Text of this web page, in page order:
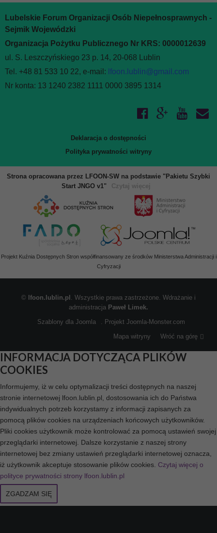
Lubelskie Forum Organizacji Osób Niepełnosprawnych -
Sejmik Wojewódzki
Organizacja Pożytku Publicznego Nr KRS: 0000012639
ul. S. Leszczyńskiego 23 p. 14, 20-068 Lublin
Tel. +48 81 533 10 22, e-mail: lfoon.lublin@gmail.com
Nr konta: 13 1240 2382 1111 0000 3895 1314
Deklaracja o dostępności
Polityka prywatności witryny
Strona opracowana przez LFOON-SW na podstawie "Pakietu Szybki
Start JNGO v1"
Czytaj więcej
Projekt Kuźnia Dostępnych Stron współfinansowany ze środków Ministerstwa Administracji i
Cyfryzacji
© lfoon.lublin.pl . Wszystkie prawa zastrzeżone. Wdrażanie i
administracja Paweł Limek.
Szablony dla Joomla
. Projekt Joomla-Monster.com
Mapa witryny
Wróć na górę
INFORMACJA DOTYCZĄCA PLIKÓW
COOKIES
Informujemy, iż w celu optymalizacji treści dostępnych na naszej
stronie internetowej lfoon.lublin.pl, dostosowania ich do Państwa
indywidualnych potrzeb korzystamy z informacji zapisanych za
pomocą plików cookies na urządzeniach końcowych użytkowników.
Pliki cookies użytkownik może kontrolować za pomocą ustawień swojej
przeglądarki internetowej. Dalsze korzystanie z naszej strony
internetowej bez zmiany ustawień przeglądarki internetowej oznacza,
iż użytkownik akceptuje stosowanie plików cookies. Czytaj więcej o
polityce prywatności strony lfoon.lublin.pl
ZGADZAM SIĘ